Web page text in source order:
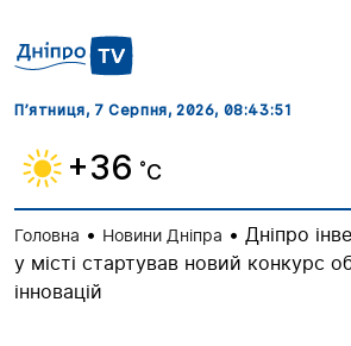
П’ятниця, 7 Серпня, 2026, 08:43:52
+36 ˚C
Головна • Новини Дніпра • Дніпро
у місті стартував новий конкурс
інновацій